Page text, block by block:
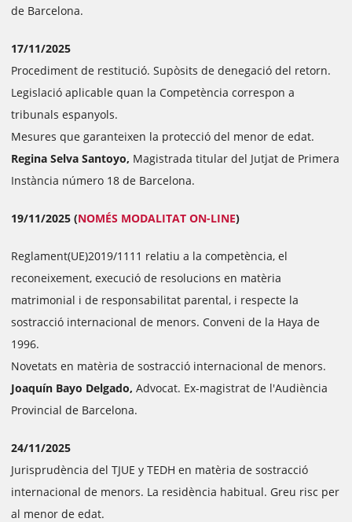
de Barcelona.
17/11/2025
Procediment de restitució. Supòsits de denegació del retorn.
Legislació aplicable quan la Competència correspon a
tribunals espanyols.
Mesures que garanteixen la protecció del menor de edat.
Regina Selva Santoyo, Magistrada titular del Jutjat de Primera
Instància número 18 de Barcelona.
19/11/2025 (NOMÉS MODALITAT ON-LINE)
Reglament(UE)2019/1111 relatiu a la competència, el
reconeixement, execució de resolucions en matèria
matrimonial i de responsabilitat parental, i respecte la
sostracció internacional de menors. Conveni de la Haya de
1996.
Novetats en matèria de sostracció internacional de menors.
Joaquín Bayo Delgado, Advocat. Ex-magistrat de l'Audiència
Provincial de Barcelona.
24/11/2025
Jurisprudència del TJUE y TEDH en matèria de sostracció
internacional de menors. La residència habitual. Greu risc per
al menor de edat.